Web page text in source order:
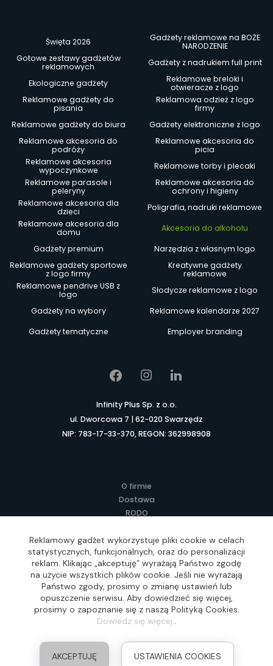
Święta 2026
Gadżety reklamowe na BOŻE
NARODZENIE
Gotowe zestawy gadżetów
reklamowych
Gadżety z nadrukiem full print
Ekologiczne gadżety
Reklamowe breloki i
otwieracze z logo
Reklamowe gadżety do
pisania
Reklamowa odzież z logo
firmy
Reklamowe gadżety do biura
Gadżety elektroniczne z logo
Reklamowe akcesoria do
podróży
Reklamowe akcesoria do
picia
Reklamowe akcesoria
wypoczynkowe
Reklamowe torby i plecaki
Reklamowe parasole i
peleryny
Reklamowe akcesoria do
ochrony i higieny
Reklamowe akcesoria dla
dzieci
Poligrafia, nadruki reklamowe
Reklamowe akcesoria dla
domu
Akcesoria do alkoholu
Gadżety premium
Narzędzia z własnym logo
Reklamowe gadżety sportowe
z logo firmy
Kreatywne gadżety
reklamowe
Reklamowe pendrive USB z
logo
Słodycze reklamowe z logo
Gadżety na wybory
Reklamowe kalendarze 2027
Gadżety tematyczne
Employer branding
Infinity Plus Sp. z o.o.
ul. Dworcowa 7 | 62-020 Swarzędz
NIP: 783-17-33-370, REGON: 362998908
O firmie
Dostawa
RODO
Regulamin
Lokalne Gadżety Reklamowe
Jak zamawiać?
Słownik pojęć
FAQ
Realizacja: Idea4Me.pl, Wszelkie prawa zastrzeżone
Reklamowy gadżet wykorzystuje pliki cookie w celach
statystycznych, funkcjonalnych, oraz do personalizacji
reklam. Klikając „akceptuję” wyrażają Państwo zgodę
na użycie wszystkich plików cookie. Jeśli nie wyrażają
Państwo zgody, prosimy o zmianę ustawień lub
opuszczenie serwisu. Aby dowiedzieć się więcej,
prosimy o zapoznanie się z naszą Polityką Cookies.
Dowiedz się więcej..
AKCEPTUJĘ USTAWIENIA COOKIES